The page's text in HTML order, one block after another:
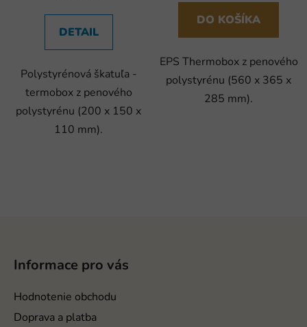
DETAIL
Polystyrénová škatuľa -
termobox z penového
polystyrénu (200 x 150 x
110 mm).
DO KOŠÍKA
EPS Thermobox z penového
polystyrénu (560 x 365 x
285 mm).
Informace pro vás
Hodnotenie obchodu
Doprava a platba